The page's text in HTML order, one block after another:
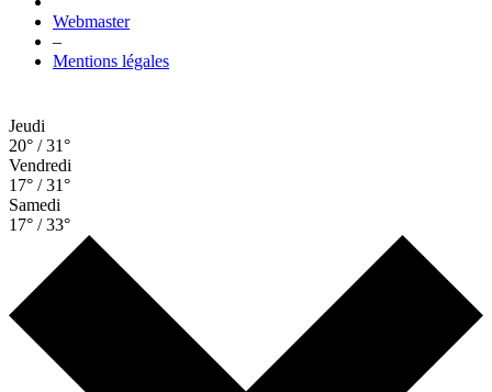
Webmaster
–
Mentions légales
Jeudi
20° / 31°
Vendredi
17° / 31°
Samedi
17° / 33°